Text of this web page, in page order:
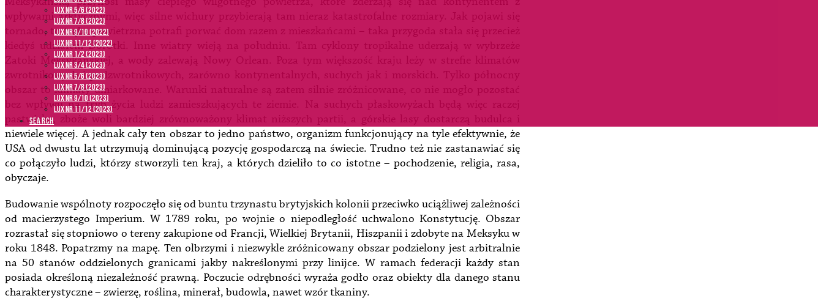
LUX NR 5/6 (2022)
LUX NR 7/8 (2022)
LUX nr 9/10 (2022)
LUX NR 11/12 (2022)
LUX NR 1/2 (2023)
LUX NR 3/4 (2023)
LUX NR 5/6 (2023)
LUX NR 7/8 (2023)
LUX NR 9/10 (2023)
LUX NR 11/12 (2023)
SEARCH
wpływami arktycznymi, więc silne wichury przybierają tam nieraz katastrofalne rozmiary. Jak pojawi się
tornado, to trąba powietrzna potrafi porwać dom razem z mieszkańcami – taka przygoda stała się przecież
kiedyś udziałem Dorotki. Inne wiatry wieją na południu. Tam cyklony tropikalne uderzają w wybrzeże
Zatoki Meksykańskiej, a wody zalewają Nowy Orlean. Poza tym większość kraju leży w strefie klimatów
zwrotnikowych i podzwrotnikowych, zarówno kontynentalnych, suchych jak i morskich. Tylko północny
obszar to klimaty umiarkowane. Warunki naturalne są zatem silnie zróżnicowane, co nie mogło pozostać
bez wpływu na tryb życia ludzi zamieszkujących te ziemie. Na suchych płaskowyżach będą więc raczej
pastwiska, zboże woli bardziej zrównoważony klimat niższych partii, a górskie lasy dostarczą budulca i
niewiele więcej. A jednak cały ten obszar to jedno państwo, organizm funkcjonujący na tyle efektywnie, że
USA od dwustu lat utrzymują dominującą pozycję gospodarczą na świecie. Trudno też nie zastanawiać się
co połączyło ludzi, którzy stworzyli ten kraj, a których dzieliło to co istotne – pochodzenie, religia, rasa,
obyczaje.
Budowanie wspólnoty rozpoczęło się od buntu trzynastu brytyjskich kolonii przeciwko uciążliwej zależności
od macierzystego Imperium. W 1789 roku, po wojnie o niepodległość uchwalono Konstytucję. Obszar
rozrastał się stopniowo o tereny zakupione od Francji, Wielkiej Brytanii, Hiszpanii i zdobyte na Meksyku w
roku 1848. Popatrzmy na mapę. Ten olbrzymi i niezwykle zróżnicowany obszar podzielony jest arbitralnie
na 50 stanów oddzielonych granicami jakby nakreślonymi przy linijce. W ramach federacji każdy stan
posiada określoną niezależność prawną. Poczucie odrębności wyraża godło oraz obiekty dla danego stanu
charakterystyczne – zwierzę, roślina, minerał, budowla, nawet wzór tkaniny.